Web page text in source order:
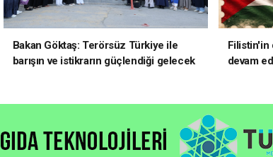
Bakan Göktaş: Terörsüz Türkiye ile
barışın ve istikrarın güçlendiği gelecek
Filistin'in
devam